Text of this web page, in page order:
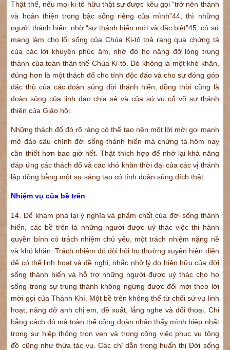
Thật thế, nếu mọi ki-tô hữu thật sự được kêu gọi “trở nên thánh
và hoàn thiện trong bậc sống riêng của mình”44, thì những
người thánh hiến, nhờ “sự thánh hiến mới và đặc biệt”45, có sứ
mạng làm cho lối sống của Chúa Ki-tô toả rạng qua chứng tá
của các lời khuyên phúc âm, nhờ đó họ nâng đỡ lòng trung
thành của toàn thân thể Chúa Ki-tô. Đó không là một khó khăn,
đúng hơn là một thách đố cho tính độc đáo và cho sự đóng góp
đặc thù của các đoàn sủng đời thánh hiến, đồng thời cũng là
đoàn sủng của linh đạo chia sẻ và của sứ vụ cổ võ sự thánh
thiện của Giáo hội.
Những thách đố đó rõ ràng có thể tạo nên một lời mời gọi mạnh
mẽ đào sâu chính đời sống thánh hiến mà chứng tá hôm nay
cần thiết hơn bao giờ hết. Thật thích hợp để nhớ lại khả năng
đáp ứng các thách đố và các khó khăn thời đại của các vị thánh
lập dòng bằng một sự sáng tạo có tính đoàn sủng đích thật.
Nhiệm vụ của bề trên
14. Để khám phá lại ý nghĩa và phẩm chất của đời sống thánh
hiến, các bề trên là những người được uỷ thác việc thi hành
quyền bính có trách nhiệm chủ yếu, một trách nhiệm nặng nề
và khó khăn. Trách nhiệm đó đòi hỏi họ thường xuyên hiện diện
để có thể linh hoạt và đề nghị, nhắc nhở lý do hiện hữu của đời
sống thánh hiến và hỗ trợ những người được uỷ thác cho họ
sống trong sự trung thành không ngừng được đổi mới theo lời
mời gọi của Thánh Khí. Một bề trên không thể từ chối sứ vụ linh
hoạt, nâng đỡ anh chị em, đề xuất, lắng nghe và đối thoại. Chỉ
bằng cách đó mà toàn thể cộng đoàn nhận thấy mình hiệp nhất
trong sự hiệp thông trọn vẹn và trong công việc phục vụ tông
đồ cũng như thừa tác vụ. Các chỉ dẫn trong huấn thị Đời sống